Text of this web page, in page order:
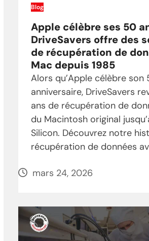
Blog
Apple célèbre ses 50
DriveSavers offre des
de récupération de
Mac depuis 1985
Alors qu’Apple célèbre son
anniversaire, DriveSavers
ans de récupération de
du Macintosh original
Silicon. Découvrez notre
récupération de données
mars 24, 2026